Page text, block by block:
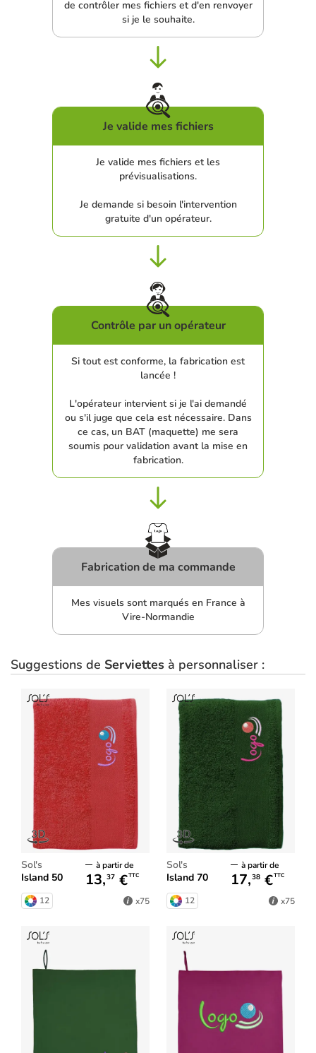
de contrôler mes fichiers et d'en renvoyer
si je le souhaite.
Je valide mes fichiers
Je valide mes fichiers et les
prévisualisations.
Je demande si besoin l'intervention
gratuite d'un opérateur.
Contrôle par un opérateur
Si tout est conforme, la fabrication est
lancée !
L'opérateur intervient si je l'ai demandé
ou s'il juge que cela est nécessaire. Dans
ce cas, un BAT (maquette) me sera
soumis pour validation avant la mise en
fabrication.
Fabrication de ma commande
Mes visuels sont marqués en France à
Vire-Normandie
Suggestions de Serviettes à personnaliser :
Sol's
Island 50
à partir de
13,37 €TTC
12 x75
Sol's
Island 70
à partir de
17,38 €TTC
12 x75